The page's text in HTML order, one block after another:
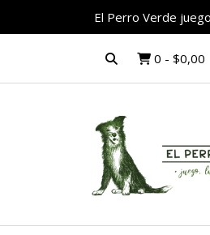
El Perro Verde
0 - $0,00